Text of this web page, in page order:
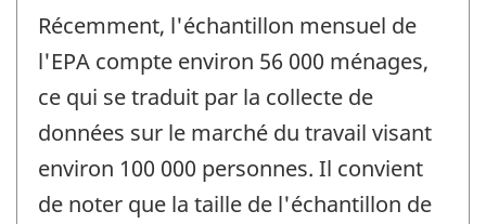
Récemment, l'échantillon mensuel de
l'EPA compte environ 56 000 ménages,
ce qui se traduit par la collecte de
données sur le marché du travail visant
environ 100 000 personnes. Il convient
de noter que la taille de l'échantillon de